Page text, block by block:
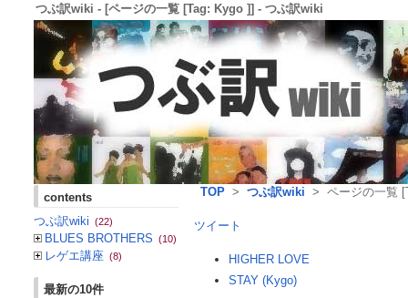
つぶ訳wiki - [ページの一覧 [Tag: Kygo ]] - つぶ訳wiki
TOP > つぶ訳wiki > ページの一覧
ツイート
HIGHER LOVE
STAY (Kygo)
contents
つぶ訳wiki (22)
BLUES BROTHERS (10)
レゲエ講座 (8)
最新の10件